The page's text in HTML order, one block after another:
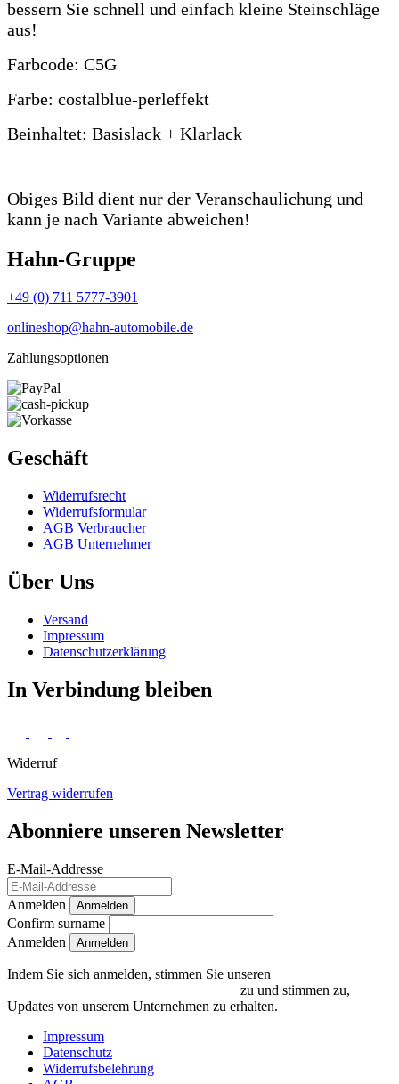
bessern Sie schnell und einfach kleine Steinschläge
aus!
Farbcode: C5G
Farbe: costalblue-perleffekt
Beinhaltet: Basislack + Klarlack
Obiges Bild dient nur der Veranschaulichung und
kann je nach Variante abweichen!
Hahn-Gruppe
+49 (0) 711 5777-3901
onlineshop@hahn-automobile.de
Zahlungsoptionen
Geschäft
Widerrufs­recht
Widerrufs­formular
AGB Verbraucher
AGB Unternehmer
Über Uns
Versand
Impressum
Daten­schutz­erklärung
In Verbindung bleiben
Widerruf
Vertrag widerrufen
Abonniere unseren Newsletter
E-Mail-Addresse
Anmelden Anmelden
Confirm surname
Anmelden
Indem Sie sich anmelden, stimmen Sie unseren
zu und stimmen zu,
Updates von unserem Unternehmen zu erhalten.
Impressum
Datenschutz
Widerrufsbelehrung